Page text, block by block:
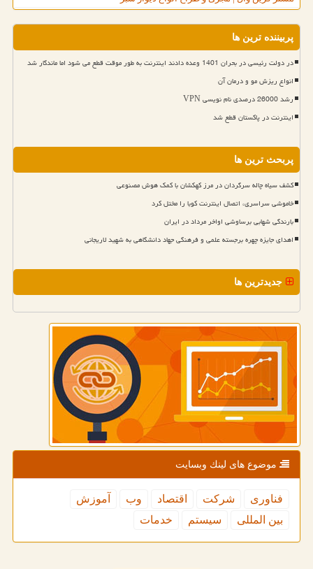
پربیننده ترین ها
در دولت رئیسی در بحران 1401 وعده دادند اینترنت به طور موقت قطع می شود اما ماندگار شد
انواع ریزش مو و درمان آن
رشد 26000 درصدی نام نویسی VPN
اینترنت در پاکستان قطع شد
پربحث ترین ها
کشف سیاه چاله سرگردان در مرز کهکشان با کمک هوش مصنوعی
خاموشی سراسری، اتصال اینترنت کوبا را مختل کرد
بارندگی شهابی برساوشی اواخر مرداد در ایران
اهدای جایزه چهره برجسته علمی و فرهنگی جهاد دانشگاهی به شهید لاریجانی
جدیدترین ها
موضوع های لینك وبسایت
فناوری شركت اقتصاد وب
آموزش
بین المللی
سیستم خدمات